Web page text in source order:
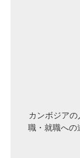
カンボジア
職・就職への